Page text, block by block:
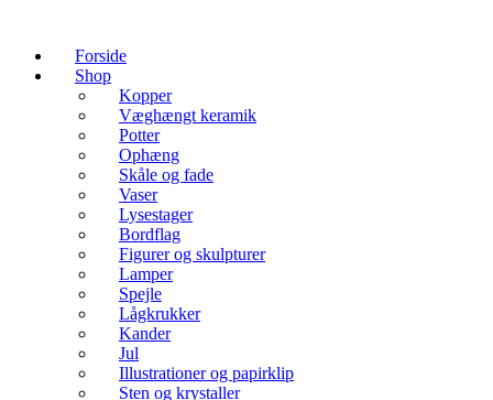
Forside
Shop
Kopper
Væghængt keramik
Potter
Ophæng
Skåle og fade
Vaser
Lysestager
Bordflag
Figurer og skulpturer
Lamper
Spejle
Lågkrukker
Kander
Jul
Illustrationer og papirklip
Sten og krystaller